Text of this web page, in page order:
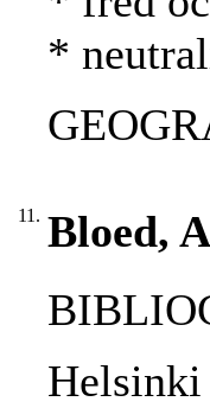
*
11. Bloed,
Helsinki